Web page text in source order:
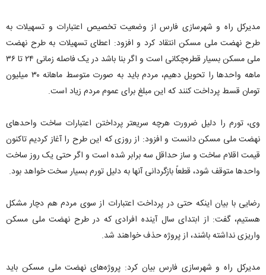
مدیرکل راه و شهرسازی فارس از وضعیت تخصیص اعتبارات و تسهیلات به
طرح نهضت ملی مسکن انتقاد کرد و افزود: اعطای تسهیلات به طرح نهضت
ملی مسکن بسیار قطره‌چکانی است و اگر بنا باشد در یک فاصله زمانی ۲۴ تا ۳۶
ماهه واحد‌ها را تحویل دهیم، مردم باید به صورت متوسط ماهانه ۳۰ میلیون
تومان قسط پرداخت کنند که این مبلغ برای عموم مردم زیاد است.
وی، تورم را دلیل ضرورت هرچه سریعتر پرداختن اعتبارات ساخت واحد‌های
نهضت ملی مسکن دانست و افزود: از روزی که این طرح را آغاز کردیم تاکنون
قیمت اقلام ساخت و ساز حداقل سه برابر شده است و اگر حتی یک روز ساخت
واحد‌ها متوقف شود، قطعاً بازگردانی آنها به دلیل تورم بسیار سخت خواهد بود.
رضایی با بیان اینکه حتی در پرداخت اعتبارات از سوی مردم هم دچار مشکل
هستیم، گفت: از ابتدای سال آینده افرادی که در طرح نهضت ملی مسکن
واریزی نداشته باشند، از پروژه حذف خواهند شد.
مدیرکل راه و شهرسازی فارس بیان کرد: پروژه‌های نهضت ملی مسکن باید